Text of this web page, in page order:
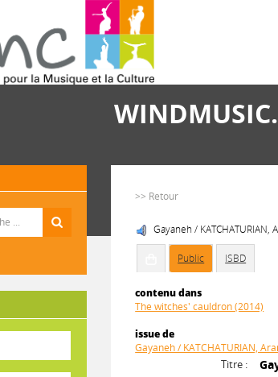
>> Retour
Gayaneh /
Public ISBD
contenu dans
The witches' cauldron (2014)
issue de
Gayaneh / KATCHATURIAN,
Titre :